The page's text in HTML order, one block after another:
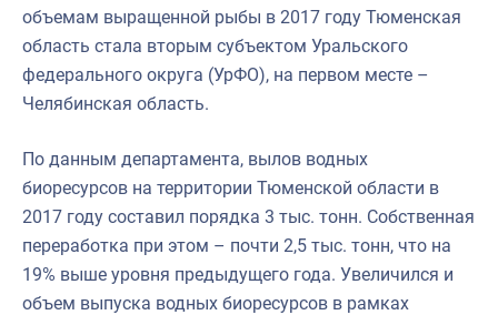
объемам выращенной рыбы в 2017 году Тюменская
область стала вторым субъектом Уральского
федерального округа (УрФО), на первом месте –
Челябинская область.
По данным департамента, вылов водных
биоресурсов на территории Тюменской области в
2017 году составил порядка 3 тыс. тонн. Собственная
переработка при этом – почти 2,5 тыс. тонн, что на
19% выше уровня предыдущего года. Увеличился и
объем выпуска водных биоресурсов в рамках